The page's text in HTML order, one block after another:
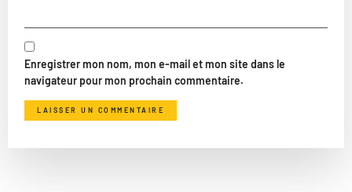
Enregistrer mon nom, mon e-mail et mon site dans le
navigateur pour mon prochain commentaire.